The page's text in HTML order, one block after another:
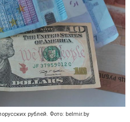
падает,
а
евро
топчется
на
месте
рублей. Фото: belmir.by